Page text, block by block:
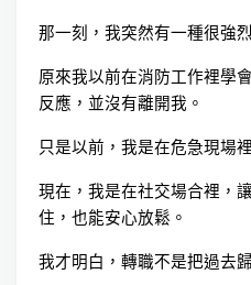
那一刻，我突然有一種很強
原來我以前在消防工作裡學
反應，並沒有離開我。
只是以前，我是在危急現場
現在，我是在社交場合裡，
住，也能安心放鬆。
我才明白，轉職不是把過去